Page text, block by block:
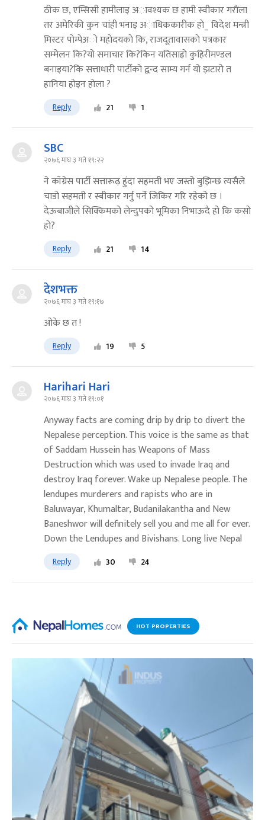
ठीक छ, एम्सिसी हामीलाइ अावश्यक छ हामी स्वीकार गराैंला
तर अमेरिकी कुन चांही भनाइ अाधिककारीक हाे_ विदेश मन्त्री
मिस्टर पाेम्पेअाे महाेदयकाे कि, राजदूतावासकाे पत्रकार
सम्मेलन कि?याे समाचार कि?किन यतिसाह्राे कुहिरीमण्डल
बनाइया?कि सत्ताधारी पार्टीकाे द्वन्द साम्य गर्न याे झटाराे त
हानिया हाेइन हाेला ?
Reply 21 1
SBC
२०७६ माघ ३ गते १९:२२
ने कॉग्रेस पार्टी सत्तारूढ़ हुंदा सहमती भए जस्तो बुझिन्छ त्यसैले
चाडो सहमती र स्बीकार गर्नु पर्ने जिकिर गरि रहेको छ ।
देऊबाजीले सिक्किमको लेन्दुपको भूमिका निभाऊदै हो कि कसो
हो?
Reply 21 14
देशभक्त
२०७६ माघ ३ गते १९:१७
ओके छ त !
Reply 19 5
Harihari Hari
२०७६ माघ ३ गते १९:०१
Anyway facts are coming drip by drip to divert the
Nepalese perception. This voice is the same as that
of Saddam Hussein has Weapons of Mass
Destruction which was used to invade Iraq and
destroy Iraq forever. Wake up Nepalese people. The
lendupes murderers and rapists who are in
Baluwayar, Khumaltar, Budanilakantha and New
Baneshwor will definitely sell you and me all for ever.
Down the Lendupes and Bivishans. Long live Nepal
Reply 30 24
HOT PROPERTIES